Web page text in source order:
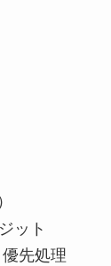
ット
先処理